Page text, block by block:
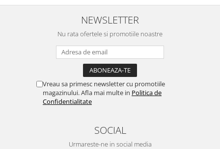
NEWSLETTER
Nu rata ofertele si promotiile noastre
Vreau sa primesc newsletter cu promotiile
magazinului. Afla mai multe in Politica de
Confidentialitate
SOCIAL
Urmareste-ne in social media